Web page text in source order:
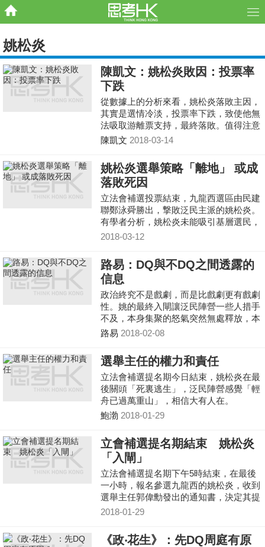
姚松炎
陳凱文：姚松炎敗因：投票率
下跌
從數據上的分析來看，姚松炎落敗主因，
其實是選情冷淡，投票率下跌，致使他無
法吸取游離票支持，最終落敗。值得注意
的是，劉小麗的議席DQ案尚在上訴階
需要再次舉行補選。泛民在今次補選落
敗，會否刺激該區本來支持泛民的游離
票，再次湧出來投票呢？
陳凱文 2018-03-14
姚松炎選舉策略「離地」 或成
落敗死因
立法會補選投票結束，九龍西選區由民建
聯鄭泳舜勝出，撃敗泛民主派的姚松炎。
有學者分析，姚松炎未能吸引基層選民，
加上他是空降參選，導致流失選票。
2018-03-12
路易：DQ與不DQ之間透露的
信息
政治終究不是戲劇，而是比戲劇更有戲劇
性。姚的最終入閘讓泛民陣營一些人措手
不及，本身集聚的怒氣突然無處釋放，本
來很多人想好的台詞也全部作廢了。大家
是否另有所圖。
路易 2018-02-08
選舉主任的權力和責任
立法會補選提名期今日結束，姚松炎在最
後關頭「死裏逃生」，泛民陣營感覺「輕
舟已過萬重山」，相信大有人在。
鮑渤 2018-01-29
立會補選提名期結束 姚松炎
「入閘」
立法會補選提名期下午5時結束，在最後
一小時，報名參選九龍西的姚松炎，收到
選舉主任郭偉勳發出的通知書，決定其提
名為有效。
2018-01-29
《政‧花生》：先DQ周庭有原